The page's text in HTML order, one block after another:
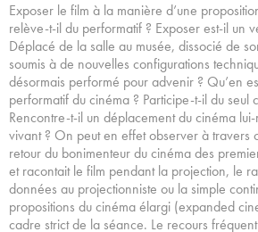
Exposer le film à la manière d’une
relève-t-il du performatif ? Exposer est-il un
Déplacé de la salle au musée, dissocié de
soumis à de nouvelles configurations
désormais performé pour advenir ? Qu’en
performatif du cinéma ? Participe-t-il du seul
Rencontre-t-il un déplacement du cinéma
vivant ? On peut en effet observer à travers
retour du bonimenteur du cinéma des
et racontait le film pendant la projection, le
données au projectionniste ou la simple
propositions du cinéma élargi (expanded
cadre strict de la séance. Le recours